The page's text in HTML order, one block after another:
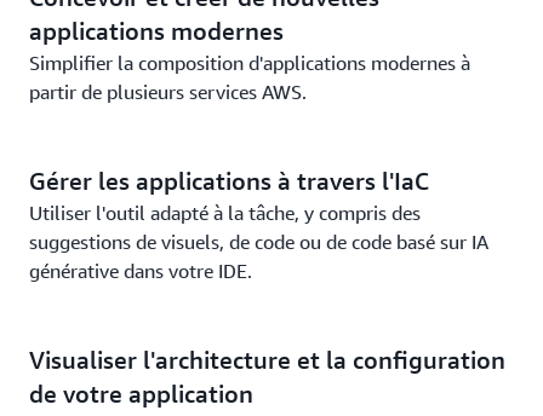
applications modernes
Simplifier la composition d'applications modernes à
partir de plusieurs services AWS.
Gérer les applications à travers l'IaC
Utiliser l'outil adapté à la tâche, y compris des
suggestions de visuels, de code ou de code basé sur IA
générative dans votre IDE.
Visualiser l'architecture et la configuration
de votre application